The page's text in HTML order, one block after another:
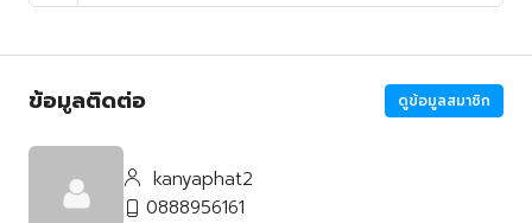
ข้อมูลติดต่อ ดูข้อมูลสมาชิก
kanyaphat2
0888956161